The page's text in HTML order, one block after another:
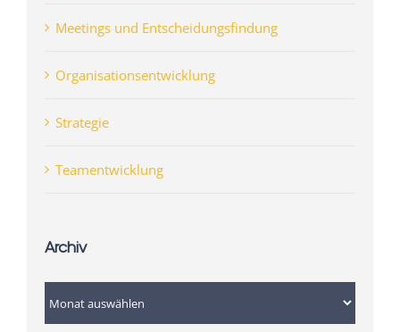
Meetings und Entscheidungsfindung
Organisationsentwicklung
Strategie
Teamentwicklung
Archiv
Archiv